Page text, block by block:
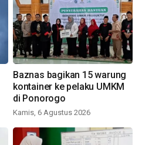
Baznas bagikan 15 warung
kontainer ke pelaku UMKM
di Ponorogo
Kamis, 6 Agustus 2026